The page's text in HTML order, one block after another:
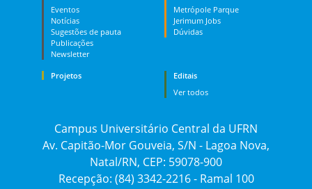
Eventos
Notícias
Sugestões de pauta
Publicações
Newsletter
Metrópole Parque
Jerimum Jobs
Dúvidas
Projetos
Editais
Ver todos
Campus Universitário Central da UFRN
Av. Capitão-Mor Gouveia, S/N - Lagoa Nova,
Natal/RN, CEP: 59078-900
Recepção: (84) 3342-2216 - Ramal 100